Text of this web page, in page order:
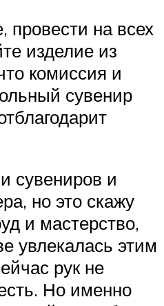
провести на всех
изделие из
комиссия и
сувенир
сувениров и
но это скажу
и мастерство,
увлекалась этим
рук не
Но именно